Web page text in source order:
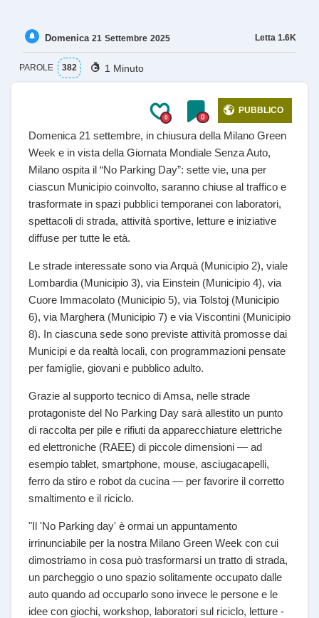
Letta 1.6K
Domenica 21 Settembre 2025
PAROLE 382 1 Minuto
0 0
PUBBLICO
Domenica 21 settembre, in chiusura della Milano Green
Week e in vista della Giornata Mondiale Senza Auto,
Milano ospita il “No Parking Day”: sette vie, una per
ciascun Municipio coinvolto, saranno chiuse al traffico e
trasformate in spazi pubblici temporanei con laboratori,
spettacoli di strada, attività sportive, letture e iniziative
diffuse per tutte le età.
Le strade interessate sono via Arquà (Municipio 2), viale
Lombardia (Municipio 3), via Einstein (Municipio 4), via
Cuore Immacolato (Municipio 5), via Tolstoj (Municipio
6), via Marghera (Municipio 7) e via Viscontini (Municipio
8). In ciascuna sede sono previste attività promosse dai
Municipi e da realtà locali, con programmazioni pensate
per famiglie, giovani e pubblico adulto.
Grazie al supporto tecnico di Amsa, nelle strade
protagoniste del No Parking Day sarà allestito un punto
di raccolta per pile e rifiuti da apparecchiature elettriche
ed elettroniche (RAEE) di piccole dimensioni — ad
esempio tablet, smartphone, mouse, asciugacapelli,
ferro da stiro e robot da cucina — per favorire il corretto
smaltimento e il riciclo.
"Il 'No Parking day' è ormai un appuntamento
irrinunciabile per la nostra Milano Green Week con cui
dimostriamo in cosa può trasformarsi un tratto di strada,
un parcheggio o uno spazio solitamente occupato dalle
auto quando ad occuparlo sono invece le persone e le
idee con giochi, workshop, laboratori sul riciclo, letture -